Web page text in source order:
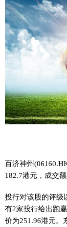
百济神州
182.7港元，成交额
投行对该股的评级
有2家投行给出跑
价为251.96港元。